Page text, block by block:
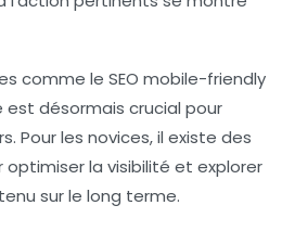
comme le SEO mobile-friendly
est désormais crucial pour
Pour les novices, il existe des
optimiser la visibilité et explorer
sur le long terme.